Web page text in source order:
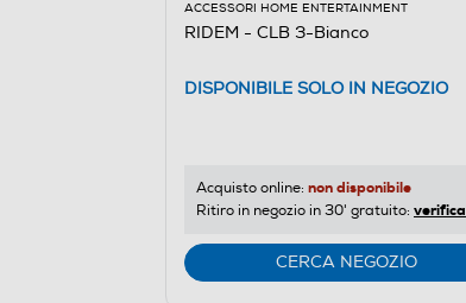
ACCESSORI HOME ENTERTAINMENT
RIDEM - CLB 3-Bianco
DISPONIBILE SOLO IN NEGOZIO
Acquisto online: non disponibile
Ritiro in negozio in 30' gratuito: verifica
CERCA NEGOZIO